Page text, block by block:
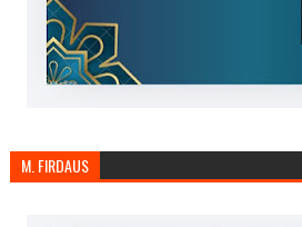
M. FIRDAUS